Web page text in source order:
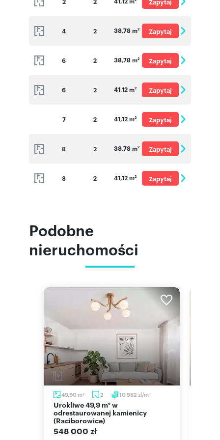
4 2 38,78 m2
Zapytaj
6 2 38,78 m2
Zapytaj
6 2 41,12 m2
Zapytaj
7 2 41,12 m2
Zapytaj
8 2 38,78 m2
Zapytaj
8 2 41,12 m2
Zapytaj
Podobne
nieruchomości
49,90 m2 2 10 982 zł/m2
Urokliwe 49,9 m² w
odrestaurowanej kamienicy
(Raciborowice)
548 000 zł